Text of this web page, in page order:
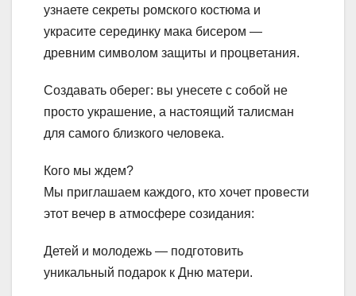
узнаете секреты ромского костюма и
украсите серединку мака бисером —
древним символом защиты и процветания.
Создавать оберег: вы унесете с собой не
просто украшение, а настоящий талисман
для самого близкого человека.
Кого мы ждем?
Мы приглашаем каждого, кто хочет провести
этот вечер в атмосфере созидания:
Детей и молодежь — подготовить
уникальный подарок к Дню матери.